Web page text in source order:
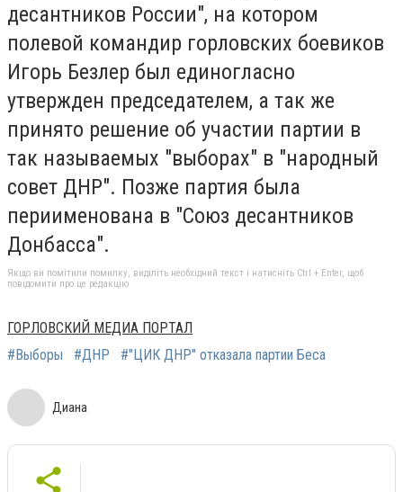
десантников России", на котором
полевой командир горловских боевиков
Игорь Безлер был единогласно
утвержден председателем, а так же
принято решение об участии партии в
так называемых "выборах" в "народный
совет ДНР". Позже партия была
периименована в "Союз десантников
Донбасса".
Якщо ви помітили помилку, виділіть необхідний текст і натисніть Ctrl + Enter, щоб
повідомити про це редакцію
ГОРЛОВСКИЙ МЕДИА ПОРТАЛ
#Выборы
#ДНР #"ЦИК ДНР" отказала партии Беса
Диана